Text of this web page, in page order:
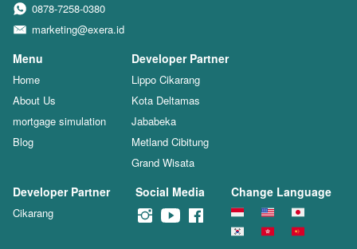
0878-7258-0380
marketing@exera.id
Menu
Home
About Us
mortgage simulation
Blog
Developer Partner
Lippo Cikarang
Kota Deltamas
Jababeka
Metland Cibitung
Grand Wisata
Developer Partner
Cikarang
Social Media Change Language